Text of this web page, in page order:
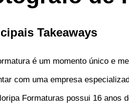
Takeaways
é um momento único e
com uma empresa
Formaturas possui 16 anos